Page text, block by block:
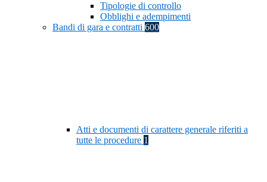
Tipologie di controllo
Obblighi e adempimenti
Bandi di gara e contratti 600
Atti e documenti di carattere generale riferiti a
tutte le procedure 1